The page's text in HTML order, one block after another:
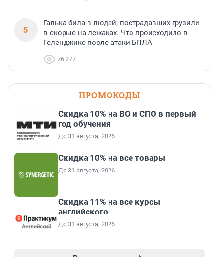
5
Галька била в людей, пострадавших грузили
в скорые на лежаках. Что происходило в
Геленджике после атаки БПЛА
76 277
ПРОМОКОДЫ
Скидка 10% на ВО и СПО в первый
год обучения
До 31 августа, 2026
Скидка 10% на все товары
До 31 августа, 2026
Скидка 11% на все курсы
английского
До 31 августа, 2026